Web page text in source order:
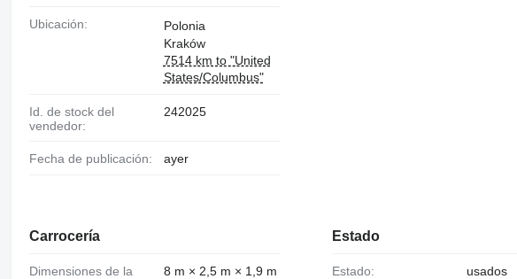
Ubicación:
Polonia
Kraków
7514 km to "United
States/Columbus"
Id. de stock del
vendedor:
242025
Fecha de publicación: ayer
Carrocería
Dimensiones de la
8 m × 2,5 m × 1,9 m
Estado
Estado: usados